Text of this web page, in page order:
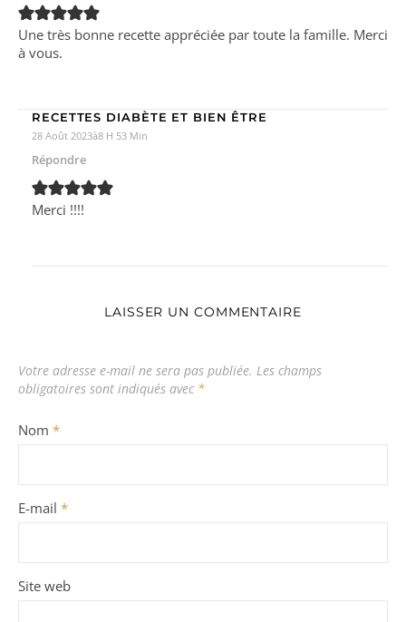
Une très bonne recette appréciée par toute la famille. Merci
à vous.
RECETTES DIABÈTE ET BIEN ÊTRE
28 Août 2023à8 H 53 Min
Répondre
Merci !!!!
LAISSER UN COMMENTAIRE
Votre adresse e-mail ne sera pas publiée. Les champs
obligatoires sont indiqués avec *
Nom *
E-mail *
Site web